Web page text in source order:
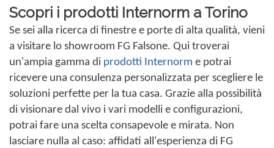
Scopri i prodotti Internorm a Torino
Se sei alla ricerca di finestre e porte di alta qualità, vieni
a visitare lo showroom FG Falsone. Qui troverai
un'ampia gamma di prodotti Internorm e potrai
ricevere una consulenza personalizzata per scegliere le
soluzioni perfette per la tua casa. Grazie alla possibilità
di visionare dal vivo i vari modelli e configurazioni,
potrai fare una scelta consapevole e mirata. Non
lasciare nulla al caso: affidati all'esperienza di FG